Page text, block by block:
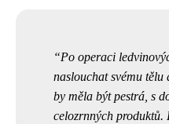
Po operaci
naslouchat svému
by měla být pestrá, s
celozrnných produktů.